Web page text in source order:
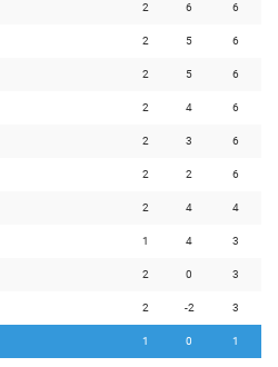
2 6 6
2 5 6
2 5 6
2 4 6
2 3 6
2 2 6
2 4 4
1 4 3
2 0 3
2 -2 3
1 0 1